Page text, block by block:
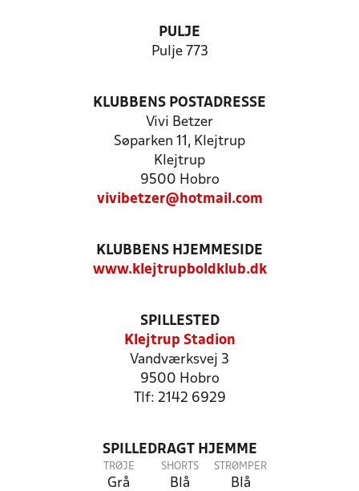
PULJE
Pulje 773
KLUBBENS POSTADRESSE
Vivi Betzer
Søparken 11, Klejtrup
Klejtrup
9500 Hobro
vivibetzer@hotmail.com
KLUBBENS HJEMMESIDE
www.klejtrupboldklub.dk
SPILLESTED
Klejtrup Stadion
Vandværksvej 3
9500 Hobro
Tlf: 2142 6929
SPILLEDRAGT HJEMME
TRØJE
Grå
SHORTS
Blå
STRØMPER
Blå